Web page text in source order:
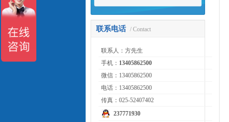
联系电话 / Contact
联系人：方先生
手机： 13405862500
微信：13405862500
电话：13405862500
传真：025-52407402
237771930